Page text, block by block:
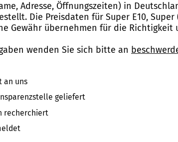
Adresse, Öffnungszeiten) in
Die Preisdaten für Super E10,
Gewähr übernehmen für die
wenden Sie sich bitte an
an uns
geliefert
recherchiert